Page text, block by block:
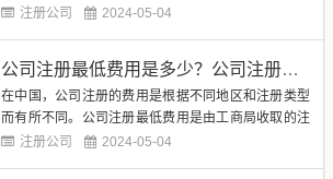
域的公司，包括电视、广播、报纸、杂志、网络等媒
的注册费用主要包括工商注册费、税务登记费、印章
制作费、公章刻制费等。根据...
注册公司 2024-05-04
公司注册最低费用是多少？公司注册最低需要多少资金？
在中国，公司注册的费用是根据不同地区和注册类型
而有所不同。公司注册最低费用是由工商局收取的注
册费用和一些其他杂费构成的。在一些地区，公司注
注册公司 2024-05-04